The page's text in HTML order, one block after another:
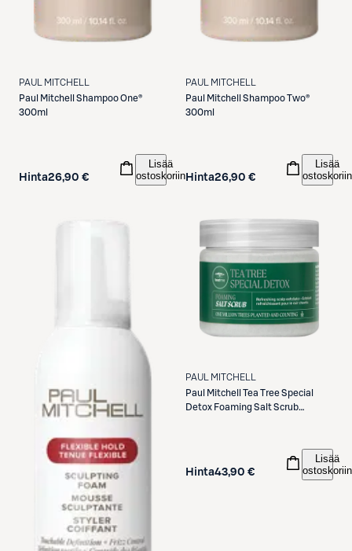
PAUL MITCHELL
Paul Mitchell
Shampoo One®
300ml
Hinta26,90 €
Lisää
ostoskoriin
PAUL MITCHELL
Paul Mitchell
Shampoo Two®
300ml
Hinta26,90 €
Lisää
ostoskoriin
PAUL MITCHELL
Paul Mitchell
Tea Tree Special
Detox Foaming Salt Scrub
Hinta43,90 €
Lisää
ostoskoriin